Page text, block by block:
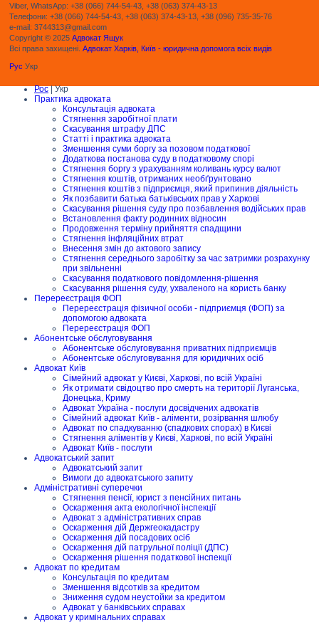
Viber, WhatsApp: +38 (066) 744-54-43, +38 (063) 374-43-13
Телефони: +38 (066) 744-54-43, +38 (063) 374-43-13, +38 (096) 735-35-76
e-mail: 3744313@gmail.com
Copyright © 2025 Адвокат Ящук
Всі права захищені. Адвокат Харків, Київ - юридична допомога всіх видів
Рус Укр
Рос| Укр
Практика адвоката
Консультація адвоката
Стягнення заробітної плати
Скасування штрафу ДПС
Статті і практика адвоката
Зменшення суми боргу за позовом податкової
Додаткова постанова суду в податковому спорі
Стягнення боргу з урахуванням коливань курсу валют
Стягнення коштів, отриманих необґрунтовано
Стягнення коштів з підприємця, який припинив діяльність
Як позбавити батька батьківських прав у Харкові
Скасування рішення суду про позбавлення водійських прав
Встановлення факту родинних відносин
Продовження терміну прийняття спадщини
Стягнення інфляційних втрат
Внесення змін до актового запису
Стягнення середнього заробітку за час затримки розрахунку
при звільненні
Скасування податкового повідомлення-рішення
Скасування рішення суду, ухваленого на користь банку
Перереєстрація ФОП
Перереєстрація фізичної особи - підприємця (ФОП) за
допомогою адвоката
Перереєстрація ФОП
Абонентське обслуговування
Абонентське обслуговування приватних підприємців
Абонентське обслуговування для юридичних осіб
Адвокат Київ
Сімейний адвокат у Києві, Харкові, по всій Україні
Як отримати свідоцтво про смерть на території Луганська,
Донецька, Криму
Адвокат Україна - послуги досвідчених адвокатів
Сімейний адвокат Київ - аліменти, розірвання шлюбу
Адвокат по спадкуванню (спадкових спорах) в Києві
Стягнення аліментів у Києві, Харкові, по всій Україні
Адвокат Київ - послуги
Адвокатський запит
Адвокатський запит
Вимоги до адвокатського запиту
Адміністративні суперечки
Стягнення пенсії, юрист з пенсійних питань
Оскарження акта екологічної інспекції
Адвокат з адміністративних справ
Оскарження дій Держгеокадастру
Оскарження дій посадових осіб
Оскарження дій патрульної поліції (ДПС)
Оскарження рішення податкової інспекції
Адвокат по кредитам
Консультація по кредитам
Зменшення відсотків за кредитом
Зниження судом неустойки за кредитом
Адвокат у банківських справах
Адвокат у кримінальних справах